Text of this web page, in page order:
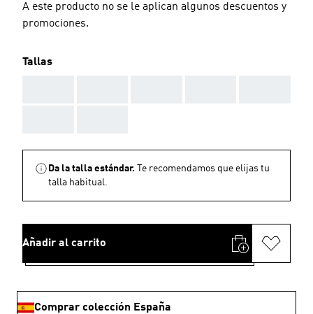
A este producto no se le aplican algunos descuentos y
promociones.
Tallas
Da la talla estándar.
Te recomendamos que elijas tu
talla habitual.
Añadir al carrito
Comprar colección España